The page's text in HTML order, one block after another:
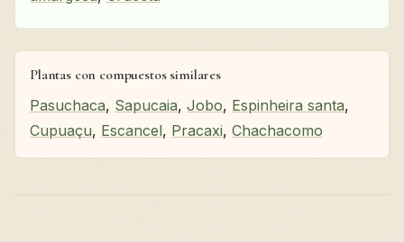
Plantas con compuestos similares
Pasuchaca, Sapucaia, Jobo, Espinheira santa,
Cupuaçu, Escancel, Pracaxi, Chachacomo